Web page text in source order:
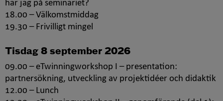
har jag på seminariet?
18.00 – Välkomstmiddag
19.30 – Frivilligt mingel
Tisdag 8 september 2026
09.00 – eTwinningworkshop I – presentation:
partnersökning, utveckling av projektidéer och didaktik
12.00 – Lunch